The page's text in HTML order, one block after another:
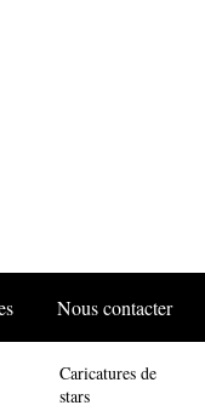
Nous contacter
Caricatures de
stars